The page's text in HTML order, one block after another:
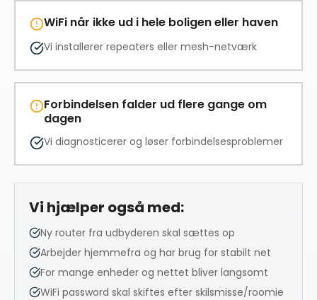
WiFi når ikke ud i hele boligen eller haven
Vi installerer repeaters eller mesh-netværk
Forbindelsen falder ud flere gange om
dagen
Vi diagnosticerer og løser forbindelsesproblemer
Vi hjælper også med:
Ny router fra udbyderen skal sættes op
Arbejder hjemmefra og har brug for stabilt net
For mange enheder og nettet bliver langsomt
WiFi password skal skiftes efter skilsmisse/roomie